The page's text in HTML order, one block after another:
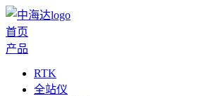
首页
产品
RTK
全站仪